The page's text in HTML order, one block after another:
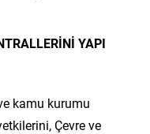
YAPI
kamu kurumu
Çevre ve